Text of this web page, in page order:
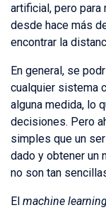
artificial, pero
desde hace más
encontrar la
En general, se
cualquier sistema
alguna medida, lo
decisiones. Pero
simples que un
dado y obtener un
no son tan
El machine